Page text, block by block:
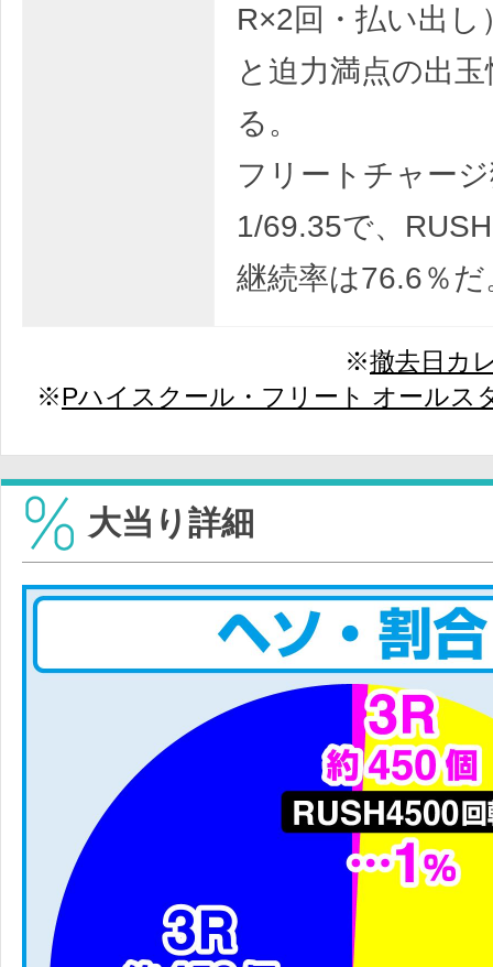
R×2回・払い出し
と迫力満点の出
る。
フリートチャー
1/69.35で、
継続率は76.6％だ
※撤去日カ
※Pハイスクール・フリート オールス
大当り詳細